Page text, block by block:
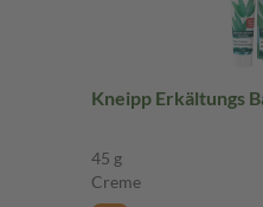
Kneipp Erkältungs
45 g
Creme